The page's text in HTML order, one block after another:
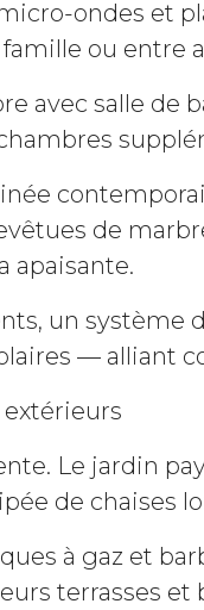
ondes et
ou entre
avec salle de
de
apaisante.
un système
— alliant
extérieurs
Le jardin
de chaises
à gaz et
terrasses